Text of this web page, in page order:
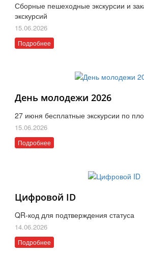
Сборные пешеходные экскурсии и
экскурсий
15.06.2026
Подробнее
День молодежи 2026
27 июня бесплатные экскурсии по
15.06.2026
Подробнее
Цифровой ID
QR-код для подтверждения статуса
14.06.2026
Подробнее